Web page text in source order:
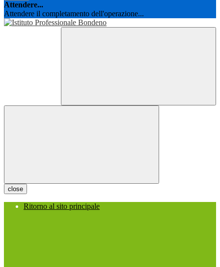
Attendere...
Attendere il completamento dell'operazione...
close
Ritorno al sito principale